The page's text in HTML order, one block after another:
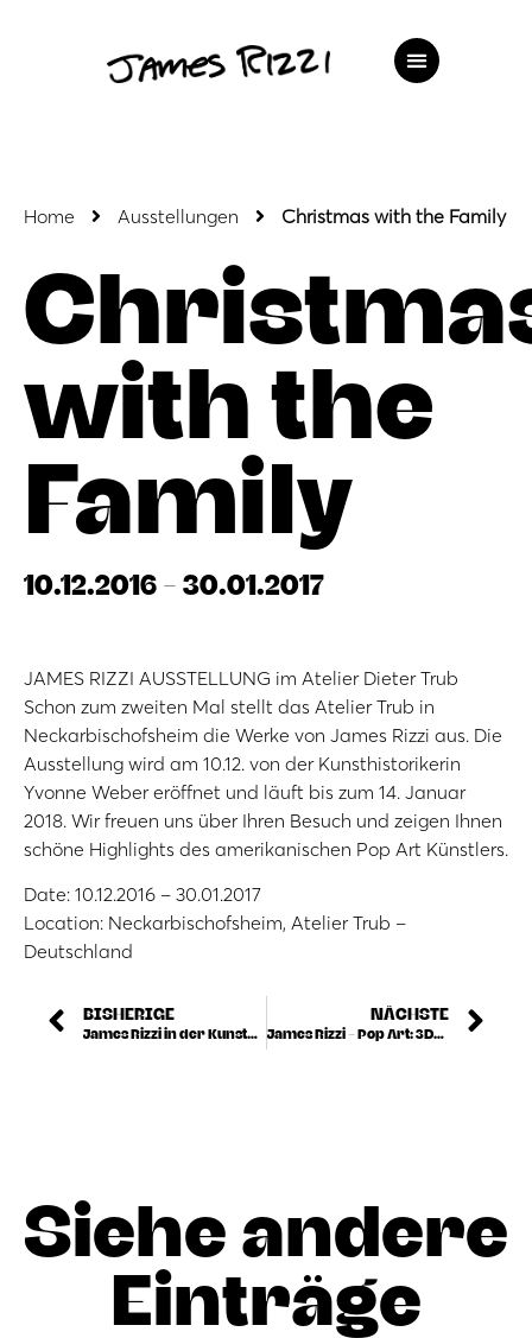
Home Ausstellungen Christmas with the Family
with the
Family
10.12.2016 - 30.01.2017
JAMES RIZZI AUSSTELLUNG im Atelier Dieter Trub
Schon zum zweiten Mal stellt das Atelier Trub in
Neckarbischofsheim die Werke von James Rizzi aus. Die
Ausstellung wird am 10.12. von der Kunsthistorikerin
Yvonne Weber eröffnet und läuft bis zum 14. Januar
2018. Wir freuen uns über Ihren Besuch und zeigen Ihnen
schöne Highlights des amerikanischen Pop Art Künstlers.
Date: 10.12.2016 – 30.01.2017
Location: Neckarbischofsheim, Atelier Trub –
Deutschland
BISHERIGE
James Rizzi in der Kunsthandlung Pitz
NÄCHSTE
James Rizzi – Pop Art: 3D-Grafiken und Einzelstücke
Siehe andere
Einträge